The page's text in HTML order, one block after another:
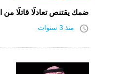
ضمك يقتنص تعادلًا قاتلًا من
access_time منذ 3 سنوات